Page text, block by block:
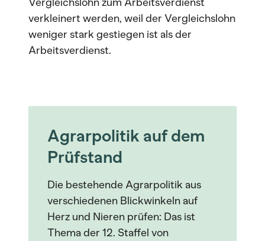
verkleinert werden, weil der Vergleichslohn
weniger stark gestiegen ist als der
Arbeitsverdienst.
Agrarpolitik auf dem
Prüfstand
Die bestehende Agrarpolitik aus
verschiedenen Blickwinkeln auf
Herz und Nieren prüfen: Das ist
Thema der 12. Staffel von